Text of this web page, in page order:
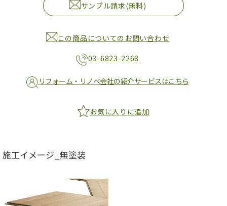
サンプル請求(無料)
この商品についてのお問い合わせ
03-6823-2268
リフォーム・リノベ会社の紹介サービスはこちら
お気に入りに追加
施工イメージ_無塗装